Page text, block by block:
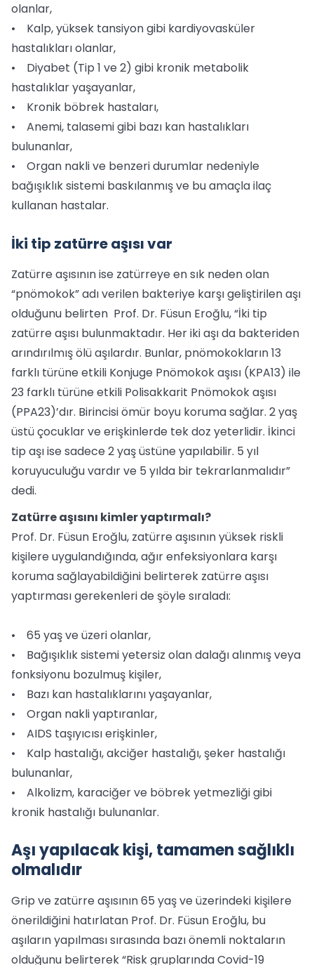
olanlar,
• Kalp, yüksek tansiyon gibi kardiyovasküler
hastalıkları olanlar,
• Diyabet (Tip 1 ve 2) gibi kronik metabolik
hastalıklar yaşayanlar,
• Kronik böbrek hastaları,
• Anemi, talasemi gibi bazı kan hastalıkları
bulunanlar,
• Organ nakli ve benzeri durumlar nedeniyle
bağışıklık sistemi baskılanmış ve bu amaçla ilaç
kullanan hastalar.
İki tip zatürre aşısı var
Zatürre aşısının ise zatürreye en sık neden olan
“pnömokok” adı verilen bakteriye karşı geliştirilen aşı
olduğunu belirten Prof. Dr. Füsun Eroğlu, “İki tip
zatürre aşısı bulunmaktadır. Her iki aşı da bakteriden
arındırılmış ölü aşılardır. Bunlar, pnömokokların 13
farklı türüne etkili Konjuge Pnömokok aşısı (KPA13) ile
23 farklı türüne etkili Polisakkarit Pnömokok aşısı
(PPA23)’dır. Birincisi ömür boyu koruma sağlar. 2 yaş
üstü çocuklar ve erişkinlerde tek doz yeterlidir. İkinci
tip aşı ise sadece 2 yaş üstüne yapılabilir. 5 yıl
koruyuculuğu vardır ve 5 yılda bir tekrarlanmalıdır”
dedi.
Zatürre aşısını kimler yaptırmalı?
Prof. Dr. Füsun Eroğlu, zatürre aşısının yüksek riskli
kişilere uygulandığında, ağır enfeksiyonlara karşı
koruma sağlayabildiğini belirterek zatürre aşısı
yaptırması gerekenleri de şöyle sıraladı:
• 65 yaş ve üzeri olanlar,
• Bağışıklık sistemi yetersiz olan dalağı alınmış veya
fonksiyonu bozulmuş kişiler,
• Bazı kan hastalıklarını yaşayanlar,
• Organ nakli yaptıranlar,
• AIDS taşıyıcısı erişkinler,
• Kalp hastalığı, akciğer hastalığı, şeker hastalığı
bulunanlar,
• Alkolizm, karaciğer ve böbrek yetmezliği gibi
kronik hastalığı bulunanlar.
Aşı yapılacak kişi, tamamen sağlıklı
olmalıdır
Grip ve zatürre aşısının 65 yaş ve üzerindeki kişilere
önerildiğini hatırlatan Prof. Dr. Füsun Eroğlu, bu
aşıların yapılması sırasında bazı önemli noktaların
olduğunu belirterek “Risk gruplarında Covid-19